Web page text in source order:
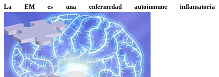
La EM es una enfermedad autoinmune inflamatoria